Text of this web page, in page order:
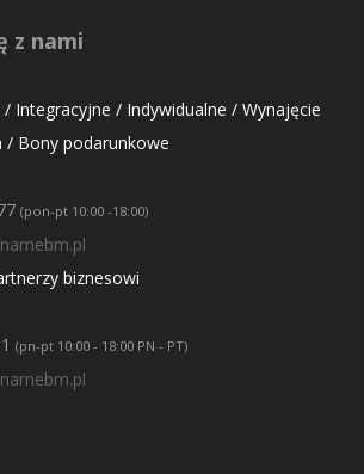
z nami
Integracyjne / Indywidualne / Wynajęcie
/ Bony podarunkowe
(pon-pt 10:00 -18:00)
biznesowi
(pn-pt 10:00 - 18:00 PN - PT)